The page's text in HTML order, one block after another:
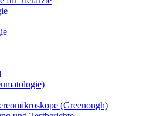
(Greenough)